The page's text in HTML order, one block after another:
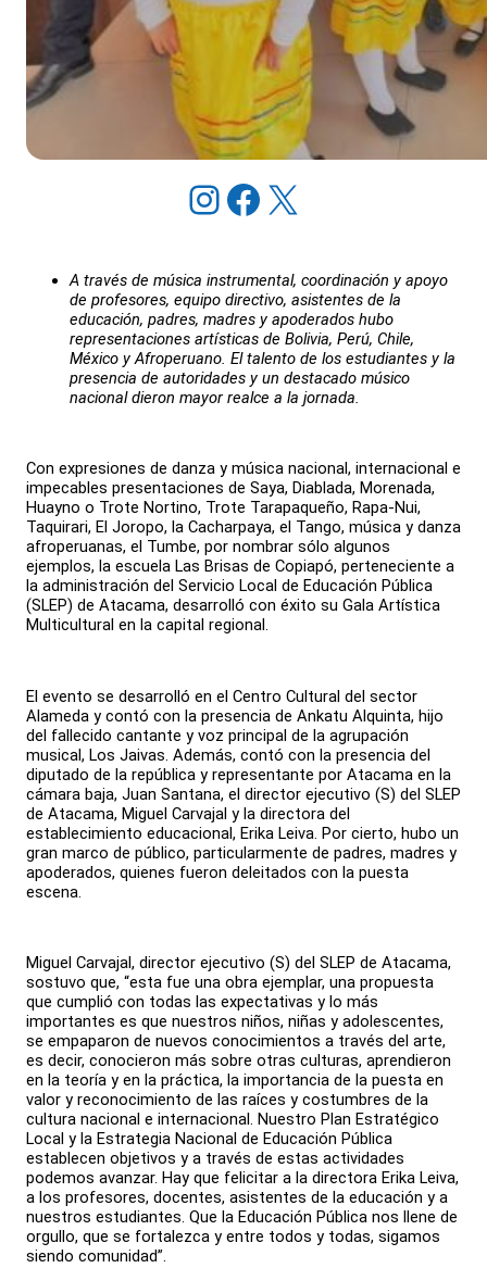
Instagram Facebook X
A través de música instrumental, coordinación y apoyo
de profesores, equipo directivo, asistentes de la
educación, padres, madres y apoderados hubo
representaciones artísticas de Bolivia, Perú, Chile,
México y Afroperuano. El talento de los estudiantes y la
presencia de autoridades y un destacado músico
nacional dieron mayor realce a la jornada.
Con expresiones de danza y música nacional, internacional e
impecables presentaciones de Saya, Diablada, Morenada,
Huayno o Trote Nortino, Trote Tarapaqueño, Rapa-Nui,
Taquirari, El Joropo, la Cacharpaya, el Tango, música y danza
afroperuanas, el Tumbe, por nombrar sólo algunos
ejemplos, la escuela Las Brisas de Copiapó, perteneciente a
la administración del Servicio Local de Educación Pública
(SLEP) de Atacama, desarrolló con éxito su Gala Artística
Multicultural en la capital regional.
El evento se desarrolló en el Centro Cultural del sector
Alameda y contó con la presencia de Ankatu Alquinta, hijo
del fallecido cantante y voz principal de la agrupación
musical, Los Jaivas. Además, contó con la presencia del
diputado de la república y representante por Atacama en la
cámara baja, Juan Santana, el director ejecutivo (S) del SLEP
de Atacama, Miguel Carvajal y la directora del
establecimiento educacional, Erika Leiva. Por cierto, hubo un
gran marco de público, particularmente de padres, madres y
apoderados, quienes fueron deleitados con la puesta
escena.
Miguel Carvajal, director ejecutivo (S) del SLEP de Atacama,
sostuvo que, “esta fue una obra ejemplar, una propuesta
que cumplió con todas las expectativas y lo más
importantes es que nuestros niños, niñas y adolescentes,
se empaparon de nuevos conocimientos a través del arte,
es decir, conocieron más sobre otras culturas, aprendieron
en la teoría y en la práctica, la importancia de la puesta en
valor y reconocimiento de las raíces y costumbres de la
cultura nacional e internacional. Nuestro Plan Estratégico
Local y la Estrategia Nacional de Educación Pública
establecen objetivos y a través de estas actividades
podemos avanzar. Hay que felicitar a la directora Erika Leiva,
a los profesores, docentes, asistentes de la educación y a
nuestros estudiantes. Que la Educación Pública nos llene de
orgullo, que se fortalezca y entre todos y todas, sigamos
siendo comunidad”.